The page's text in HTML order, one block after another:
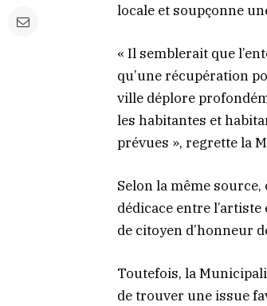
locale et soupçonne
« Il semblerait que
qu’une récupération
ville déplore
les habitantes et
prévues », regrette la
Selon la même
dédicace entre
de citoyen d’honneur
Toutefois, la
de trouver une issue